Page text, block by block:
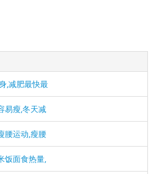
,减肥最快最
易瘦,冬天减
腰运动,瘦腰
饭面食热量,